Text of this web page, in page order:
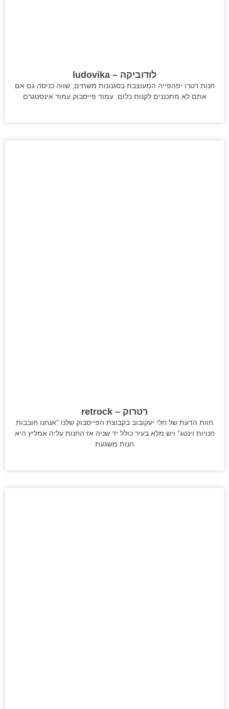
לודוביקה – ludovika
חנות רטרו יפהפייה המעוצבת בסגנונות משתים, שווה כניסה גם אם
אתם לא מתכננים לקנות כלום. עמוד פייסבוק עמוד אינסטגרם
רטרוק – retrock
חוות הדעת של חלי יעקובוב בקבוצת הפייסבוק שלנו "אנחנו חובבות
חנויות וינטג׳ ויש מלא בעיר כולל יד שניה אז החנות עליה אמליץ היא
חנות משגעת